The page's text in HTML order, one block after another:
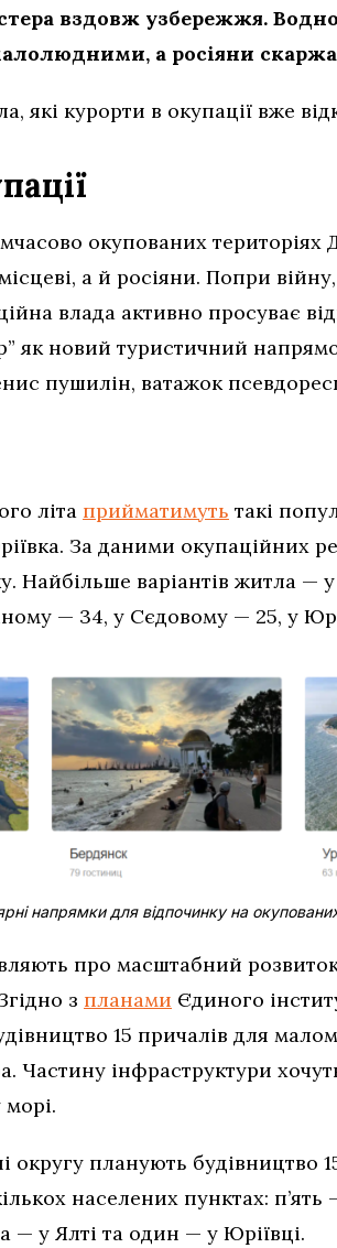
вздовж узбережжя.
а росіяни
які курорти в окупації вже
окупованих
а й росіяни. Попри
влада активно просуває
як новий туристичний
пушилін, ватажок
літа прийматимуть такі
За даними окупаційних
Найбільше варіантів житла —
— 34, у Сєдовому — 25, у
напрямки для відпочинку на
про масштабний
з планами Єдиного
15 причалів для
Частину інфраструктури
округу планують будівництво
населених пунктах:
— у Ялті та один — у Юріївці.